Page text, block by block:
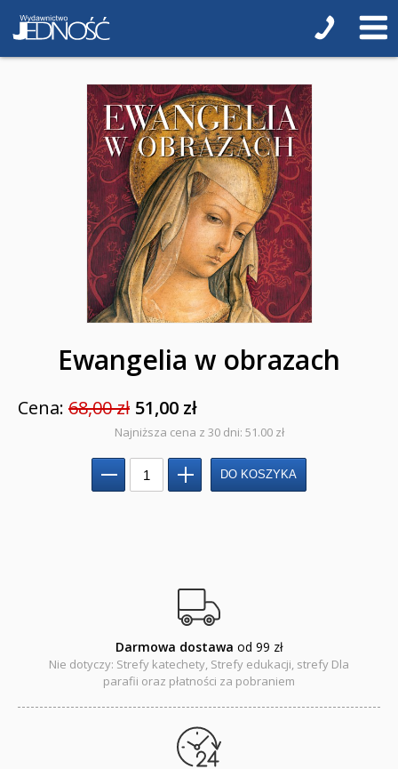
Przygotowanie do I Komunii Świętej (katecheza
parafialna)
Pamiątki
Obrazki
Pomoce duszpasterskie i homiletyczne
Pomoce katechetyczne
Książki religijne dla dzieci
Regionalne
Jedność dla dzieci
NOWOŚCI
ZAPOWIEDZI
QUIZY, ŁAMIGŁÓWKI TERAZ -35% TANIEJ
Adwent i Boże Narodzenie
Albumy pamiątkowe
Ewangelia w obrazach
Cena: 68,00 zł 51,00 zł
Najniższa cena z 30 dni: 51.00 zł
Darmowa dostawa od 99 zł
Nie dotyczy: Strefy katechety, Strefy edukacji, strefy Dla
parafii oraz płatności za pobraniem